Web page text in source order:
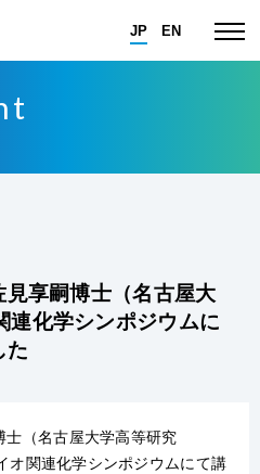
JP EN
享嗣博士（名古屋大
連化学シンポジウムに
た
士（名古屋大学高等研究
オ関連化学シンポジウムにて講